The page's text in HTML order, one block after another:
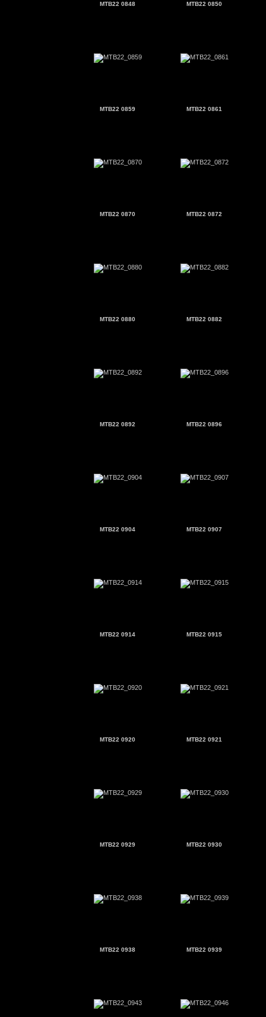
MTB22 0848 MTB22 0850
MTB22 0859 MTB22 0861
MTB22 0870 MTB22 0872
MTB22 0880 MTB22 0882
MTB22 0892 MTB22 0896
MTB22 0904 MTB22 0907
MTB22 0914 MTB22 0915
MTB22 0920 MTB22 0921
MTB22 0929 MTB22 0930
MTB22 0938 MTB22 0939